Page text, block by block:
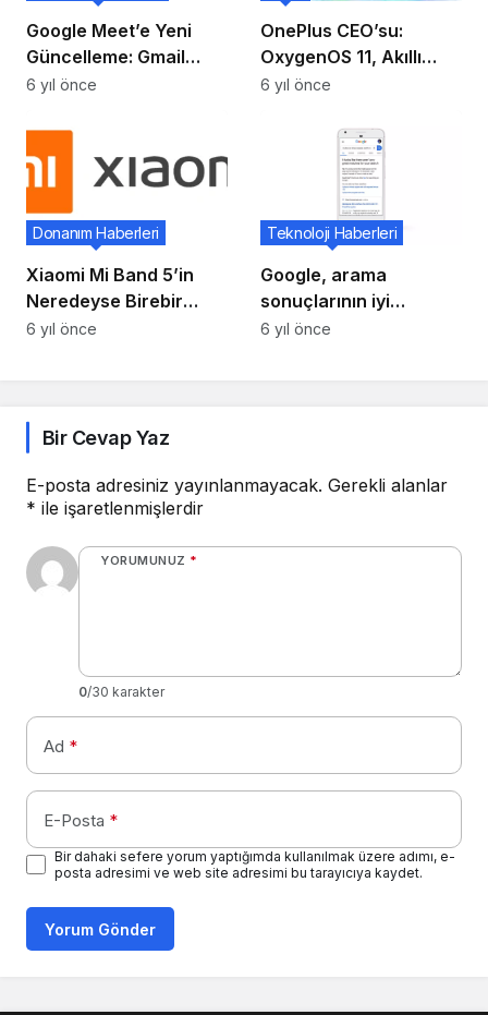
Google Meet’e Yeni
Güncelleme: Gmail
Hesabı ile Giriş
6 yıl önce
OnePlus CEO’su:
OxygenOS 11, Akıllı
Telefonlar İçin Her
Getirecek!
6 yıl önce
Xiaomi Mi Band 5’in
Neredeyse Birebir
Kopyası Olan Amazfit
Donanım Haberleri
6 yıl önce
Google, arama
sonuçlarının iyi
olmadığını
Teknoloji Haberleri
6 yıl önce
Bir Cevap Yaz
E-posta adresiniz yayınlanmayacak. Gerekli alanlar
* ile işaretlenmişlerdir
YORUMUNUZ *
0/30 karakter
Ad *
E-Posta *
Bir dahaki sefere yorum yaptığımda kullanılmak üzere adımı, e-
posta adresimi ve web site adresimi bu tarayıcıya kaydet.
Yorum Gönder